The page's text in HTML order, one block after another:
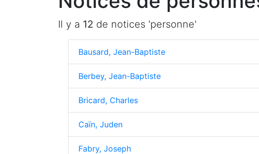
Il y a 12 de notices 'personne'
Bausard, Jean-Baptiste
Berbey, Jean-Baptiste
Bricard, Charles
Caïn, Juden
Fabry, Joseph